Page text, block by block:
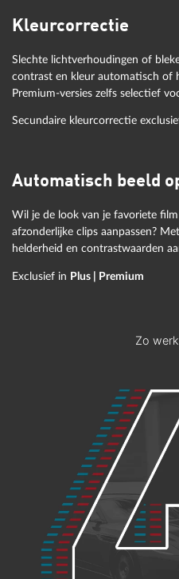
Kleurcorrectie
Slechte lichtverhoudingen of
contrast en kleur automatisch of
Premium-versies zelfs selectief
Secundaire kleurcorrectie
Automatisch beeld
Wil je de look van je favoriete
afzonderlijke clips aanpassen?
helderheid en contrastwaarden
Exclusief in Plus | Premium
Zo
Zo werkt het in Video deluxe:
de optimalisaties voor de
tabblad Effecten van de
in het spoor en stel dan
standaardeffecten
eenvoudig worden
Met kleurcorrectie kunnen
afzonderlijk worden